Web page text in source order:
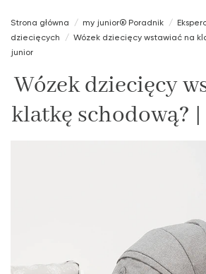
Strona główna my junior® Poradnik
dziecięcych
Wózek dziecięcy wstawiać na
junior
Wózek dziecięcy
klatkę schodową?